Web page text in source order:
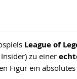
League of
zu einer
Figur ein